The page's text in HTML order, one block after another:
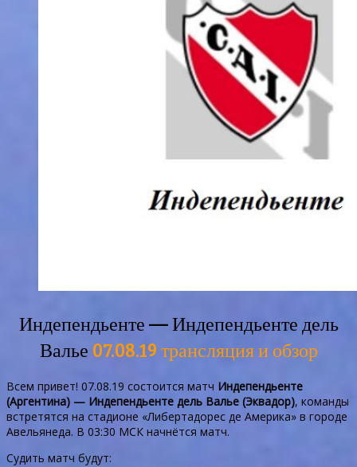
Индепендьенте — Индепендьенте дель
Валье 07.08.19 трансляция и обзор
Всем привет! 07.08.19 состоится матч Индепендьенте
(Аргентина) — Индепендьенте дель Валье (Эквадор), команды
встретятся на стадионе «Либертадорес де Америка» в городе
Авельянеда. В 03:30 МСК начнётся матч.
Судить матч будут: